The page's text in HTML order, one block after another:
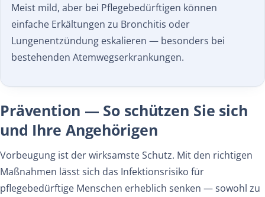
Meist mild, aber bei Pflegebedürftigen können
einfache Erkältungen zu Bronchitis oder
Lungenentzündung eskalieren — besonders bei
bestehenden Atemwegserkrankungen.
Prävention — So schützen Sie sich
und Ihre Angehörigen
Vorbeugung ist der wirksamste Schutz. Mit den richtigen
Maßnahmen lässt sich das Infektionsrisiko für
pflegebedürftige Menschen erheblich senken — sowohl zu